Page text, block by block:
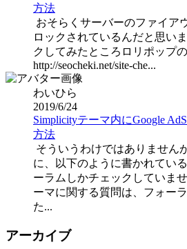
方法
おそらくサーバーのファイア
ロックされているんだと思い
クしてみたところロリポップ
http://seocheki.net/site-che...
わいひら
2019/6/24
Simplicityテーマ内にGoogle
方法
そういうわけではありません
に、以下のように書かれてい
ーラムしかチェックしていま
ーマに関する質問は、フォー
た...
アーカイブ